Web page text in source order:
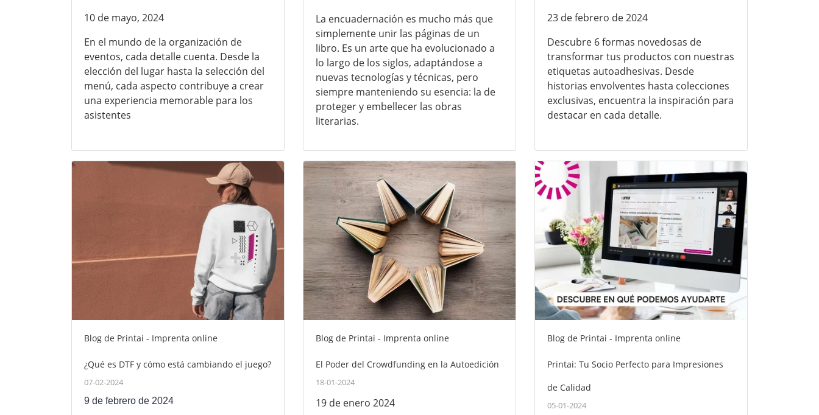
10 de mayo, 2024
En el mundo de la organización de
eventos, cada detalle cuenta. Desde la
elección del lugar hasta la selección del
menú, cada aspecto contribuye a crear
una experiencia memorable para los
asistentes
La encuadernación es mucho más que
simplemente unir las páginas de un
libro. Es un arte que ha evolucionado a
lo largo de los siglos, adaptándose a
nuevas tecnologías y técnicas, pero
siempre manteniendo su esencia: la de
proteger y embellecer las obras
literarias.
23 de febrero de 2024
Descubre 6 formas novedosas de
transformar tus productos con nuestras
etiquetas autoadhesivas. Desde
historias envolventes hasta colecciones
exclusivas, encuentra la inspiración para
destacar en cada detalle.
Blog de Printai - Imprenta online
¿Qué es DTF y cómo está cambiando el juego?
07-02-2024
9 de febrero de 2024
Blog de Printai - Imprenta online
El Poder del Crowdfunding en la Autoedición
18-01-2024
19 de enero 2024
Blog de Printai - Imprenta online
Printai: Tu Socio Perfecto para Impresiones
de Calidad
05-01-2024